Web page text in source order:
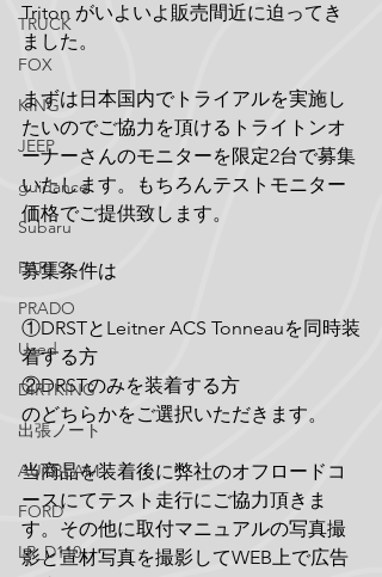
TRUCK
FOX
KING
JEEP
guidance
Subaru
PARTS
PRADO
Used
DIRTKING
出張ノート
AUXBEAM
FORD
LR_D110
Triton がいよいよ販売間近に迫ってき
ました。
まずは日本国内でトライアルを実施し
たいのでご協力を頂けるトライトンオ
ーナーさんのモニターを限定2台で募集
いたします。もちろんテストモニター
価格でご提供致します。
募集条件は
①DRSTとLeitner ACS Tonneauを同時装
着する方
②DRSTのみを装着する方
のどちらかをご選択いただきます。
当商品を装着後に弊社のオフロードコ
ースにてテスト走行にご協力頂きま
す。その他に取付マニュアルの写真撮
影と宣材写真を撮影してWEB上で広告